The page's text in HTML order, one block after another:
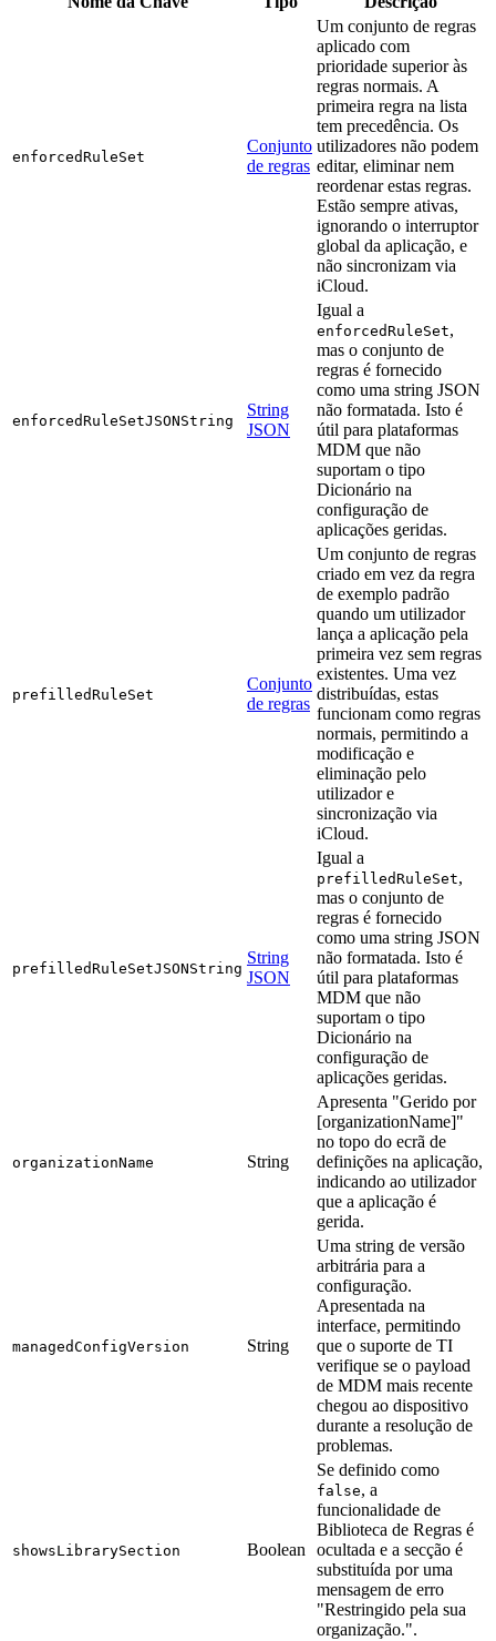
enforcedRuleSet
Conjunto
de regras
Um conjunto de regras
aplicado com
prioridade superior às
regras normais. A
primeira regra na lista
tem precedência. Os
utilizadores não podem
editar, eliminar nem
reordenar estas regras.
Estão sempre ativas,
ignorando o interruptor
global da aplicação, e
não sincronizam via
iCloud.
enforcedRuleSetJSONString
String
JSON
Igual a
enforcedRuleSet,
mas o conjunto de
regras é fornecido
como uma string JSON
não formatada. Isto é
útil para plataformas
MDM que não
suportam o tipo
Dicionário na
configuração de
aplicações geridas.
prefilledRuleSet
Conjunto
de regras
Um conjunto de regras
criado em vez da regra
de exemplo padrão
quando um utilizador
lança a aplicação pela
primeira vez sem regras
existentes. Uma vez
distribuídas, estas
funcionam como regras
normais, permitindo a
modificação e
eliminação pelo
utilizador e
sincronização via
iCloud.
prefilledRuleSetJSONString
String
JSON
Igual a
prefilledRuleSet,
mas o conjunto de
regras é fornecido
como uma string JSON
não formatada. Isto é
útil para plataformas
MDM que não
suportam o tipo
Dicionário na
configuração de
aplicações geridas.
organizationName String
Apresenta "Gerido por
[organizationName]"
no topo do ecrã de
definições na aplicação,
indicando ao utilizador
que a aplicação é
gerida.
managedConfigVersion String
Uma string de versão
arbitrária para a
configuração.
Apresentada na
interface, permitindo
que o suporte de TI
verifique se o payload
de MDM mais recente
chegou ao dispositivo
durante a resolução de
problemas.
showsLibrarySection Boolean
Se definido como
false, a
funcionalidade de
Biblioteca de Regras é
ocultada e a secção é
substituída por uma
mensagem de erro
"Restringido pela sua
organização.".